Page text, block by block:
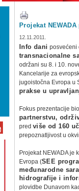
Projekat
12.11.2011.
Info dani posvećeni
transnacionalne
održani su 8. i 10.
Kancelarije za
jugoistočna Evropa u
prakse u
Fokus prezentacije
partnerstvu,
predviše od 160
prepoznatljivost u
Projekat NEWADA je
Evropa (SEE
međunarodne
hidrografije i
plovidbe Dunavom